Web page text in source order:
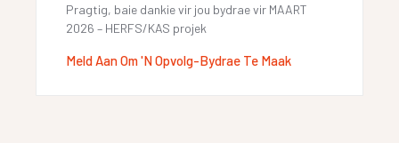
Pragtig, baie dankie vir jou bydrae vir MAART
2026 – HERFS/KAS projek
Meld Aan Om 'n Opvolg-Bydrae Te Maak